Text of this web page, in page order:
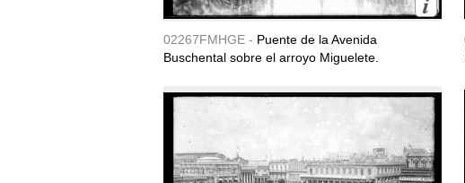
02267FMHGE - Puente de la Avenida
Buschental sobre el arroyo Miguelete.